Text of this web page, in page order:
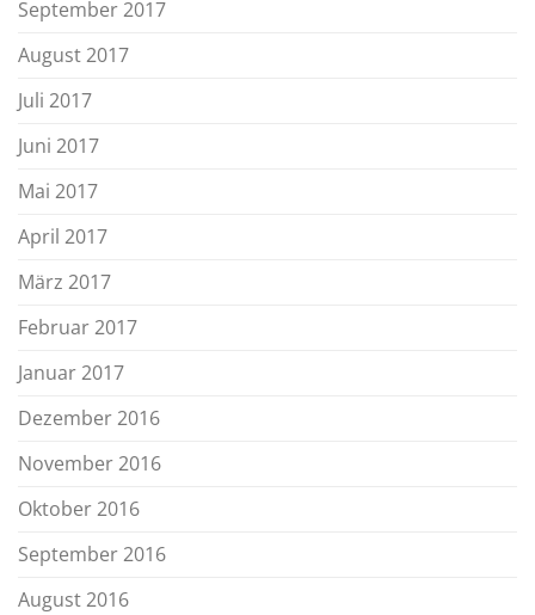
September 2017
August 2017
Juli 2017
Juni 2017
Mai 2017
April 2017
März 2017
Februar 2017
Januar 2017
Dezember 2016
November 2016
Oktober 2016
September 2016
August 2016